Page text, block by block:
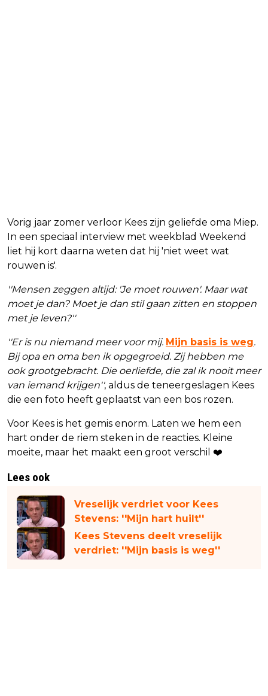
Vorig jaar zomer verloor Kees zijn geliefde oma Miep.
In een speciaal interview met weekblad Weekend
liet hij kort daarna weten dat hij 'niet weet wat
rouwen is'.
''Mensen zeggen altijd: 'Je moet rouwen'. Maar wat
moet je dan? Moet je dan stil gaan zitten en stoppen
met je leven?''
''Er is nu niemand meer voor mij. Mijn basis is weg.
Bij opa en oma ben ik opgegroeid. Zij hebben me
ook grootgebracht. Die oerliefde, die zal ik nooit meer
van iemand krijgen'', aldus de teneergeslagen Kees
die een foto heeft geplaatst van een bos rozen.
Voor Kees is het gemis enorm. Laten we hem een
hart onder de riem steken in de reacties. Kleine
moeite, maar het maakt een groot verschil ❤️
Lees ook
Vreselijk verdriet voor Kees
Stevens: ''Mijn hart huilt''
Kees Stevens deelt vreselijk
verdriet: ''Mijn basis is weg''